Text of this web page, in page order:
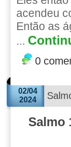
acendeu
Então as
...
0
02/04
2024
Salmo